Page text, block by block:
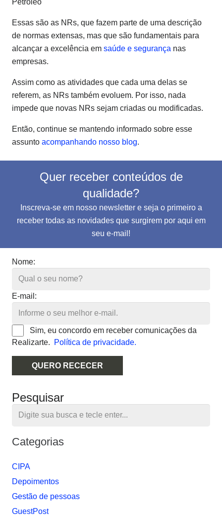
Petróleo
Essas são as NRs, que fazem parte de uma descrição
de normas extensas, mas que são fundamentais para
alcançar a excelência em saúde e segurança nas
empresas.
Assim como as atividades que cada uma delas se
referem, as NRs também evoluem. Por isso, nada
impede que novas NRs sejam criadas ou modificadas.
Então, continue se mantendo informado sobre esse
assunto acompanhando nosso blog.
Quer receber conteúdos de
qualidade?
Inscreva-se em nosso newsletter e seja o primeiro a
receber todas as novidades que surgirem por aqui em
seu e-mail!
Nome:
E-mail:
Sim, eu concordo em receber comunicações da
Realizarte.
Política de privacidade.
QUERO RECECER
Pesquisar
Categorias
CIPA
Depoimentos
Gestão de pessoas
GuestPost